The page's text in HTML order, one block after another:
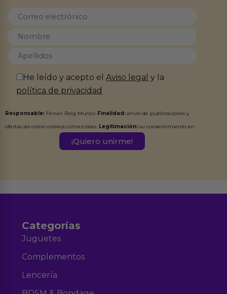
He leído y acepto elAviso legal y la
política de privacidad
Responsable: Ferran Roig Muñoz Finalidad: envío de publicaciones y
ofertas así como correos comerciales. Legitimación: su consentimiento en
Destinatarios:Ferran Roig Muñoz. Podrás ejercer tus
Categorías
Juguetes
Complementos
Lencería